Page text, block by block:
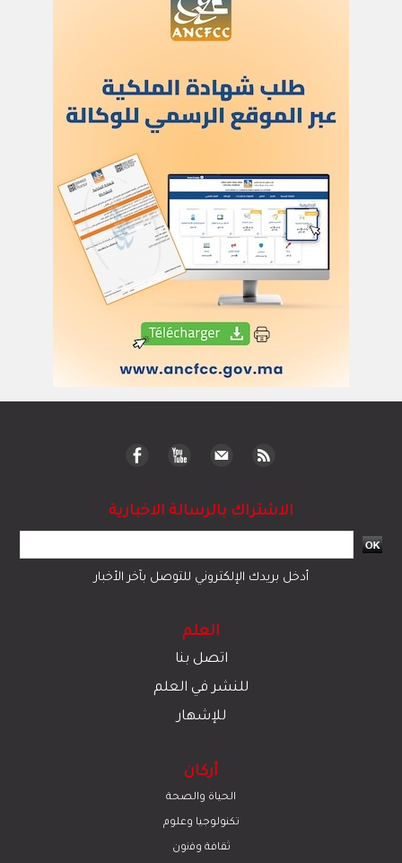
العلم
اتصل بنا
للنشر في العلم
للإشهار
الحياة والصحة
تكنولوجيا وعلوم
ﺛﻘﺎﻓﺔ وﻓﻧون
إعلام وتواصل
سياسة
دولي
رياضة
اقتصاد
© 2023 جميع الحقوق محفوظة لموقع العلم
تبادل المحتوى